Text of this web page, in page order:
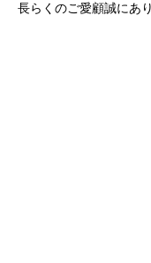
長らくのご愛顧誠にあ